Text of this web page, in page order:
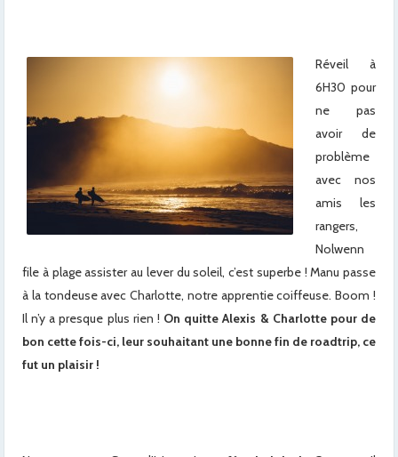
Réveil à
6H30 pour
ne pas
avoir de
problème
avec nos
amis les
rangers,
Nolwenn
file à plage assister au lever du soleil, c’est superbe ! Manu passe
à la tondeuse avec Charlotte, notre apprentie coiffeuse. Boom !
Il n’y a presque plus rien ! On quitte Alexis & Charlotte pour de
bon cette fois-ci, leur souhaitant une bonne fin de roadtrip, ce
fut un plaisir !